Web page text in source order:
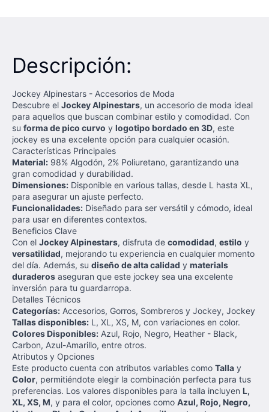
Descripción:
Jockey Alpinestars - Accesorios de Moda
Descubre el Jockey Alpinestars, un accesorio de moda ideal
para aquellos que buscan combinar estilo y comodidad. Con
su forma de pico curvo y logotipo bordado en 3D, este
jockey es una excelente opción para cualquier ocasión.
Características Principales
Material: 98% Algodón, 2% Poliuretano, garantizando una
gran comodidad y durabilidad.
Dimensiones: Disponible en various tallas, desde L hasta XL,
para asegurar un ajuste perfecto.
Funcionalidades: Diseñado para ser versátil y cómodo, ideal
para usar en diferentes contextos.
Beneficios Clave
Con el Jockey Alpinestars, disfruta de comodidad, estilo y
versatilidad, mejorando tu experiencia en cualquier momento
del día. Además, su diseño de alta calidad y materials
duraderos aseguran que este jockey sea una excelente
inversión para tu guardarropa.
Detalles Técnicos
Categorías: Accesorios, Gorros, Sombreros y Jockey, Jockey
Tallas disponibles: L, XL, XS, M, con variaciones en color.
Colores Disponibles: Azul, Rojo, Negro, Heather - Black,
Carbon, Azul-Amarillo, entre otros.
Atributos y Opciones
Este producto cuenta con atributos variables como Talla y
Color, permitiéndote elegir la combinación perfecta para tus
preferencias. Los valores disponibles para la talla incluyen L,
XL, XS, M, y para el color, opciones como Azul, Rojo, Negro,